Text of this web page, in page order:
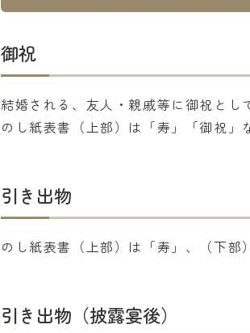
御祝
結婚される、友人・親戚等に御祝とし
のし紙表書（上部）は「寿」「御祝
引き出物
のし紙表書（上部）は「寿」、（下
引き出物（披露宴後）